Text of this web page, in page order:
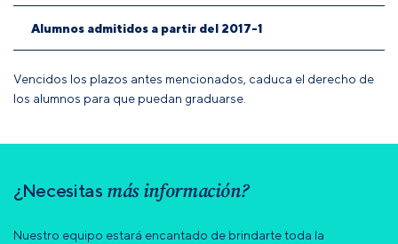
Alumnos admitidos a partir del 2017-1
Vencidos los plazos antes mencionados, caduca el derecho de
los alumnos para que puedan graduarse.
¿Necesitas más información?
Nuestro equipo estará encantado de brindarte toda la